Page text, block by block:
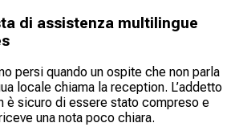
di assistenza multilingue
persi quando un ospite che non parla
locale chiama la reception. L’addetto
è sicuro di essere stato compreso e
una nota poco chiara.